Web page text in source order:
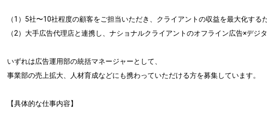
（1）5社〜10社程度の顧客をご担当いただき、クライアントの収益を最大化する
（2）大手広告代理店と連携し、ナショナルクライアントのオフライン広告×デジ
いずれは広告運用部の統括マネージャーとして、
事業部の売上拡大、人材育成などにも携わっていただける方を募集しています。
【具体的な仕事内容】